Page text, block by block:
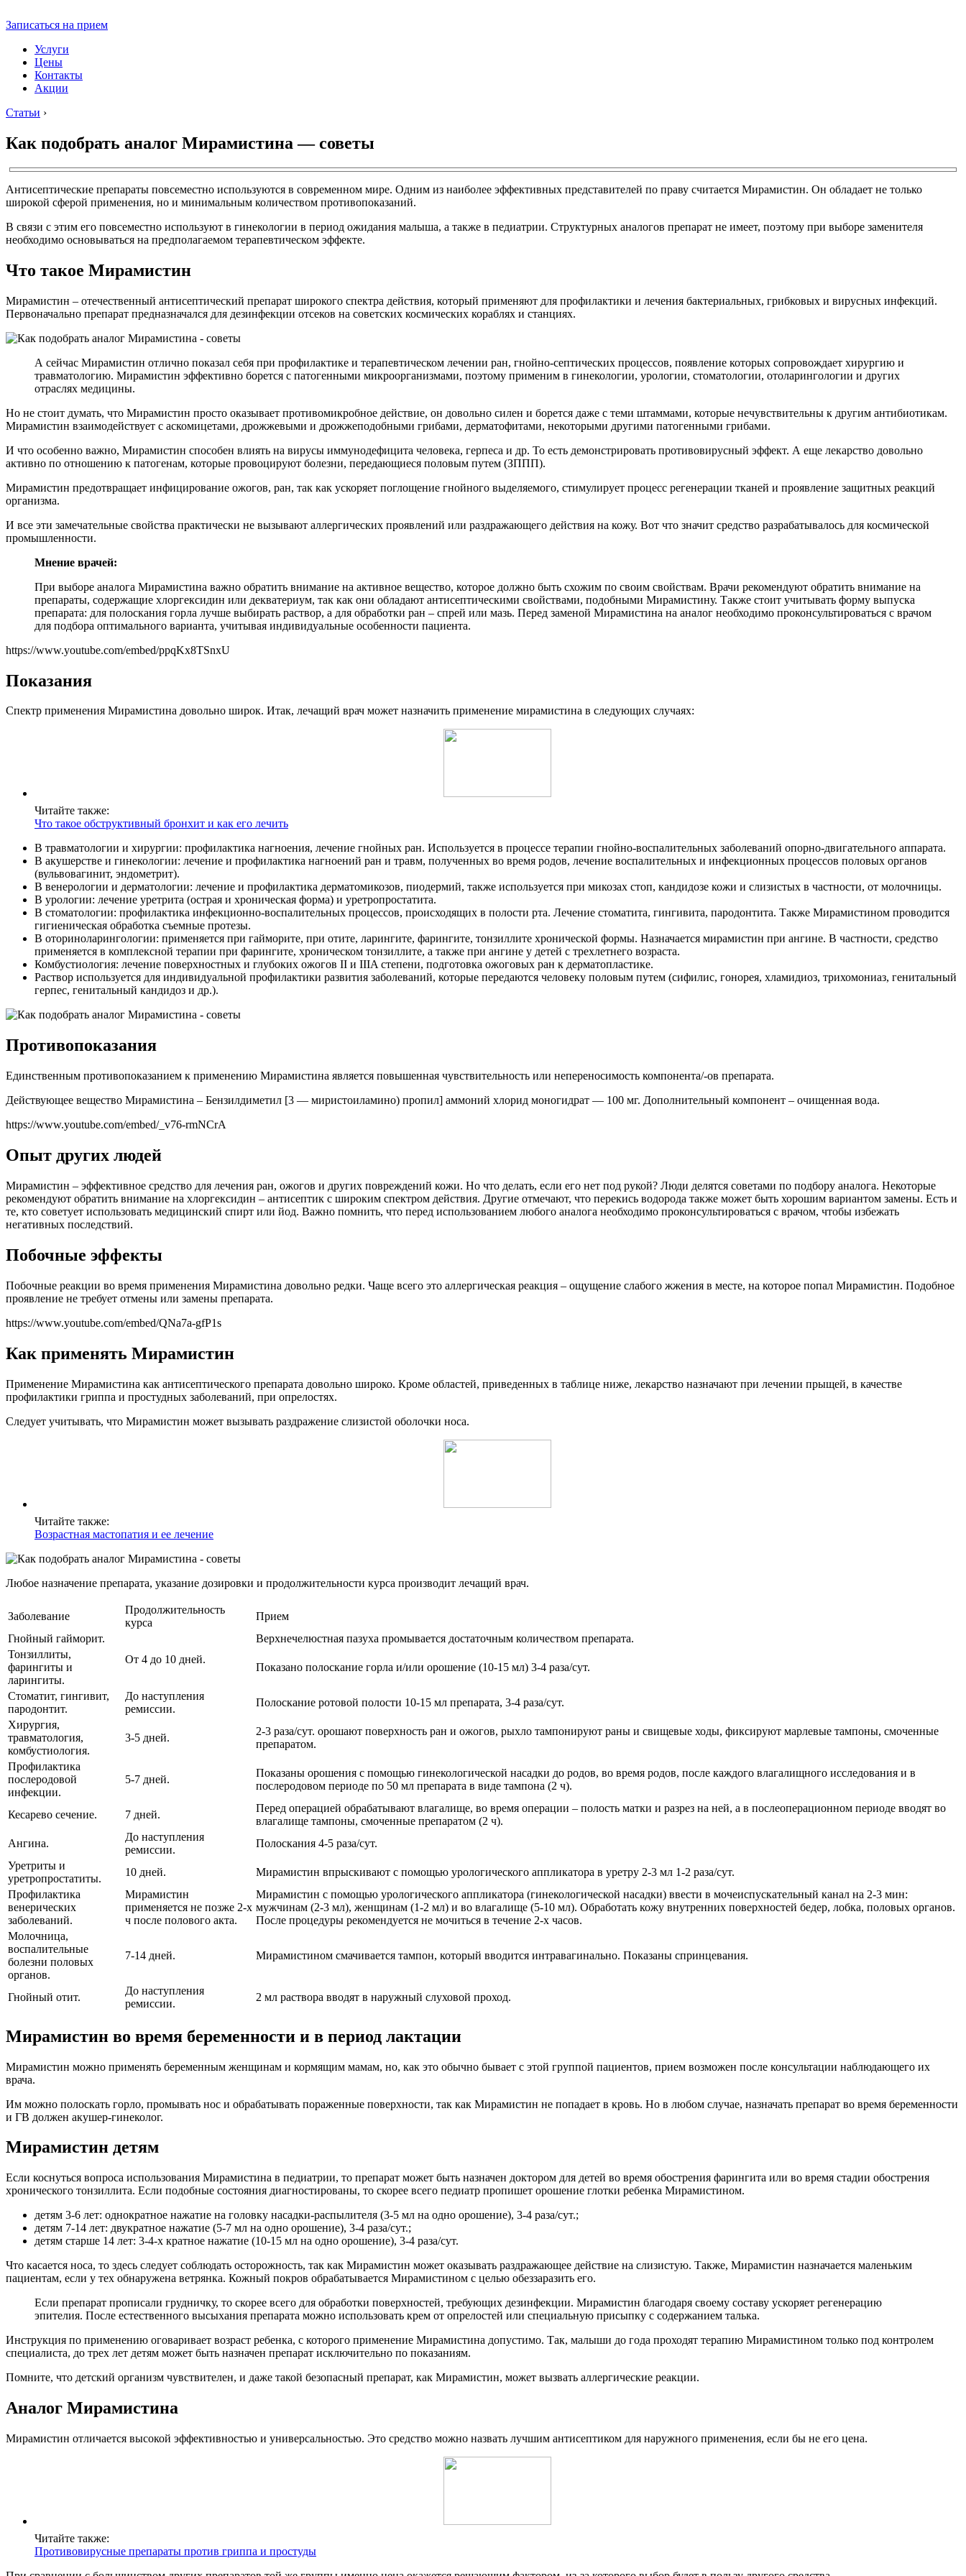
Записаться на прием
Услуги
Цены
Контакты
Акции
Статьи ›
Как подобрать аналог Мирамистина — советы
Антисептические препараты повсеместно используются в современном мире. Одним из наиболее эффективных представителей по праву считается Мирамистин. Он обладает не только
широкой сферой применения, но и минимальным количеством противопоказаний.
В связи с этим его повсеместно используют в гинекологии в период ожидания малыша, а также в педиатрии. Структурных аналогов препарат не имеет, поэтому при выборе заменителя
необходимо основываться на предполагаемом терапевтическом эффекте.
Что такое Мирамистин
Мирамистин – отечественный антисептический препарат широкого спектра действия, который применяют для профилактики и лечения бактериальных, грибковых и вирусных инфекций.
Первоначально препарат предназначался для дезинфекции отсеков на советских космических кораблях и станциях.
А сейчас Мирамистин отлично показал себя при профилактике и терапевтическом лечении ран, гнойно-септических процессов, появление которых сопровождает хирургию и
травматологию. Мирамистин эффективно борется с патогенными микроорганизмами, поэтому применим в гинекологии, урологии, стоматологии, отоларингологии и других
отраслях медицины.
Но не стоит думать, что Мирамистин просто оказывает противомикробное действие, он довольно силен и борется даже с теми штаммами, которые нечувствительны к другим антибиотикам.
Мирамистин взаимодействует с аскомицетами, дрожжевыми и дрожжеподобными грибами, дерматофитами, некоторыми другими патогенными грибами.
И что особенно важно, Мирамистин способен влиять на вирусы иммунодефицита человека, герпеса и др. То есть демонстрировать противовирусный эффект. А еще лекарство довольно
активно по отношению к патогенам, которые провоцируют болезни, передающиеся половым путем (ЗППП).
Мирамистин предотвращает инфицирование ожогов, ран, так как ускоряет поглощение гнойного выделяемого, стимулирует процесс регенерации тканей и проявление защитных реакций
организма.
И все эти замечательные свойства практически не вызывают аллергических проявлений или раздражающего действия на кожу. Вот что значит средство разрабатывалось для космической
промышленности.
Мнение врачей:
При выборе аналога Мирамистина важно обратить внимание на активное вещество, которое должно быть схожим по своим свойствам. Врачи рекомендуют обратить внимание на
препараты, содержащие хлоргексидин или декватериум, так как они обладают антисептическими свойствами, подобными Мирамистину. Также стоит учитывать форму выпуска
препарата: для полоскания горла лучше выбирать раствор, а для обработки ран – спрей или мазь. Перед заменой Мирамистина на аналог необходимо проконсультироваться с врачом
для подбора оптимального варианта, учитывая индивидуальные особенности пациента.
https://www.youtube.com/embed/ppqKx8TSnxU
Показания
Спектр применения Мирамистина довольно широк. Итак, лечащий врач может назначить применение мирамистина в следующих случаях:
Читайте также:
Что такое обструктивный бронхит и как его лечить
В травматологии и хирургии: профилактика нагноения, лечение гнойных ран. Используется в процессе терапии гнойно-воспалительных заболеваний опорно-двигательного аппарата.
В акушерстве и гинекологии: лечение и профилактика нагноений ран и травм, полученных во время родов, лечение воспалительных и инфекционных процессов половых органов
(вульвовагинит, эндометрит).
В венерологии и дерматологии: лечение и профилактика дерматомикозов, пиодермий, также используется при микозах стоп, кандидозе кожи и слизистых в частности, от молочницы.
В урологии: лечение уретрита (острая и хроническая форма) и уретропростатита.
В стоматологии: профилактика инфекционно-воспалительных процессов, происходящих в полости рта. Лечение стоматита, гингивита, пародонтита. Также Мирамистином проводится
гигиеническая обработка съемные протезы.
В оториноларингологии: применяется при гайморите, при отите, ларингите, фарингите, тонзиллите хронической формы. Назначается мирамистин при ангине. В частности, средство
применяется в комплексной терапии при фарингите, хроническом тонзиллите, а также при ангине у детей с трехлетнего возраста.
Комбустиология: лечение поверхностных и глубоких ожогов II и IIIA степени, подготовка ожоговых ран к дерматопластике.
Раствор используется для индивидуальной профилактики развития заболеваний, которые передаются человеку половым путем (сифилис, гонорея, хламидиоз, трихомониаз, генитальный
герпес, генитальный кандидоз и др.).
Противопоказания
Единственным противопоказанием к применению Мирамистина является повышенная чувствительность или непереносимость компонента/-ов препарата.
Действующее вещество Мирамистина – Бензилдиметил [3 — миристоиламино) пропил] аммоний хлорид моногидрат — 100 мг. Дополнительный компонент – очищенная вода.
https://www.youtube.com/embed/_v76-rmNCrA
Опыт других людей
Мирамистин – эффективное средство для лечения ран, ожогов и других повреждений кожи. Но что делать, если его нет под рукой? Люди делятся советами по подбору аналога. Некоторые
рекомендуют обратить внимание на хлоргексидин – антисептик с широким спектром действия. Другие отмечают, что перекись водорода также может быть хорошим вариантом замены. Есть и
те, кто советует использовать медицинский спирт или йод. Важно помнить, что перед использованием любого аналога необходимо проконсультироваться с врачом, чтобы избежать
негативных последствий.
Побочные эффекты
Побочные реакции во время применения Мирамистина довольно редки. Чаще всего это аллергическая реакция – ощущение слабого жжения в месте, на которое попал Мирамистин. Подобное
проявление не требует отмены или замены препарата.
https://www.youtube.com/embed/QNa7a-gfP1s
Как применять Мирамистин
Применение Мирамистина как антисептического препарата довольно широко. Кроме областей, приведенных в таблице ниже, лекарство назначают при лечении прыщей, в качестве
профилактики гриппа и простудных заболеваний, при опрелостях.
Следует учитывать, что Мирамистин может вызывать раздражение слизистой оболочки носа.
Читайте также:
Возрастная мастопатия и ее лечение
Любое назначение препарата, указание дозировки и продолжительности курса производит лечащий врач.
Заболевание
Продолжительность
курса
Прием
Гнойный гайморит.
От 4 до 10 дней.
Верхнечелюстная пазуха промыва­ется достаточным количеством препарата.
Тонзиллиты,
фарингиты и
ларингиты.
Показано полоскание горла и/или орошение (10-15 мл) 3-4 раза/сут.
Стоматит, гингивит,
пародонтит.
До наступления
ремиссии.
Полоскание ротовой полости 10-15 мл препарата, 3-4 раза/сут.
Хирургия,
травматология,
комбустиология.
3-5 дней.
2-3 раза/сут. орошают поверхность ран и ожогов, рыхло тампонируют раны и свищевые ходы, фиксируют марлевые тампоны, смоченные
препаратом.
Профилактика
послеродовой
инфекции.
5-7 дней.
Показаны орошения с помощью гинекологической насадки до родов, во время родов, после каждого влагалищного исследования и в
послеродовом периоде по 50 мл препарата в виде тампона (2 ч).
Кесарево сечение. 7 дней.
Перед операцией обрабатывают влагалище, во время операции – полость матки и разрез на ней, а в послеоперационном периоде вводят во
влагалище тампоны, смоченные препаратом (2 ч).
Ангина.
До наступления
ремиссии.
Полоскания 4-5 раза/сут.
Уретриты и
уретропростатиты.
10 дней.
Мирамистин впрыскивают с помощью урологического аппликатора в уретру 2-3 мл 1-2 раза/сут.
Профилактика
венерических
заболеваний.
Мирамистин
применяется не позже 2-х
ч после полового акта.
Мирамистин с помощью урологического аппликатора (гинекологической насадки) ввести в мочеиспускательный канал на 2-3 мин:
мужчинам (2-3 мл), женщинам (1-2 мл) и во влагалище (5-10 мл). Обработать кожу внутренних поверхностей бедер, лобка, половых органов.
После процедуры рекомендуется не мочиться в течение 2-х часов.
Молочница,
воспалительные
болезни половых
органов.
7-14 дней. Мирамистином смачивается тампон, который вводится интравагинально. Показаны спринцевания.
Гнойный отит.
До наступления
ремиссии.
2 мл раствора вводят в наружный слуховой проход.
Мирамистин во время беременности и в период лактации
Мирамистин можно применять беременным женщинам и кормящим мамам, но, как это обычно бывает с этой группой пациентов, прием возможен после консультации наблюдающего их
врача.
Им можно полоскать горло, промывать нос и обрабатывать пораженные поверхности, так как Мирамистин не попадает в кровь. Но в любом случае, назначать препарат во время беременности
и ГВ должен акушер-гинеколог.
Мирамистин детям
Если коснуться вопроса использования Мирамистина в педиатрии, то препарат может быть назначен доктором для детей во время обострения фарингита или во время стадии обострения
хронического тонзиллита. Если подобные состояния диагностированы, то скорее всего педиатр пропишет орошение глотки ребенка Мирамистином.
детям 3-6 лет: однократное нажатие на головку насадки-распылителя (3-5 мл на одно орошение), 3-4 раза/сут.;
детям 7-14 лет: двукратное нажатие (5-7 мл на одно орошение), 3-4 раза/сут.;
детям старше 14 лет: 3-4-х кратное нажатие (10-15 мл на одно орошение), 3-4 раза/сут.
Что касается носа, то здесь следует соблюдать осторожность, так как Мирамистин может оказывать раздражающее действие на слизистую. Также, Мирамистин назначается маленьким
пациентам, если у тех обнаружена ветрянка. Кожный покров обрабатывается Мирамистином с целью обеззаразить его.
Если препарат прописали грудничку, то скорее всего для обработки поверхностей, требующих дезинфекции. Мирамистин благодаря своему составу ускоряет регенерацию
эпителия. После естественного высыхания препарата можно использовать крем от опрелостей или специальную присыпку с содержанием талька.
Инструкция по применению оговаривает возраст ребенка, с которого применение Мирамистина допустимо. Так, малыши до года проходят терапию Мирамистином только под контролем
специалиста, до трех лет детям может быть назначен препарат исключительно по показаниям.
Помните, что детский организм чувствителен, и даже такой безопасный препарат, как Мирамистин, может вызвать аллергические реакции.
Аналог Мирамистина
Мирамистин отличается высокой эффективностью и универсальностью. Это средство можно назвать лучшим антисептиком для наружного применения, если бы не его цена.
Читайте также:
Противовирусные препараты против гриппа и простуды